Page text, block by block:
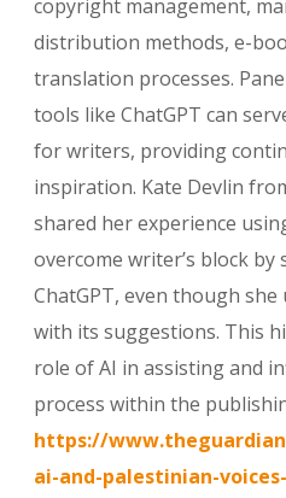
copyright management,
distribution methods, e-
translation processes.
tools like ChatGPT can
for writers, providing
inspiration. Kate Devlin
shared her experience
overcome writer’s block
ChatGPT, even though
with its suggestions. This
role of AI in assisting and
process within the
https://
ai-and-palestinian-